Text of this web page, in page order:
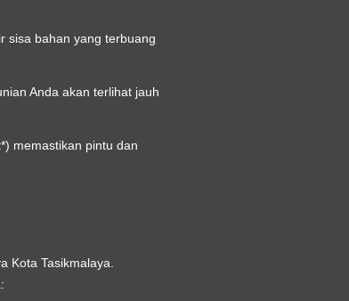
sisa bahan yang terbuang
Anda akan terlihat jauh
memastikan pintu dan
Kota Tasikmalaya